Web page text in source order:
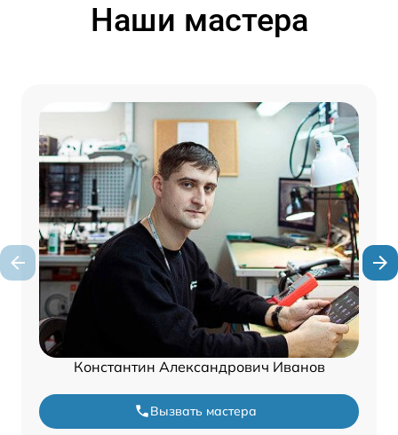
Наши мастера
Константин Александрович Иванов
Вызвать мастера